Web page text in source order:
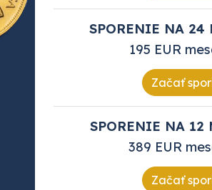
SPORENIE NA 24
195 EUR
Začať
SPORENIE NA 12
389 EUR
Začať